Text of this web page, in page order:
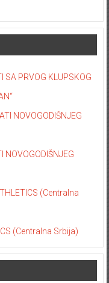
SA PRVOG KLUPSKOG
NOVOGODIŠNJEG
NOVOGODIŠNJEG
(Centralna
(Centralna Srbija)